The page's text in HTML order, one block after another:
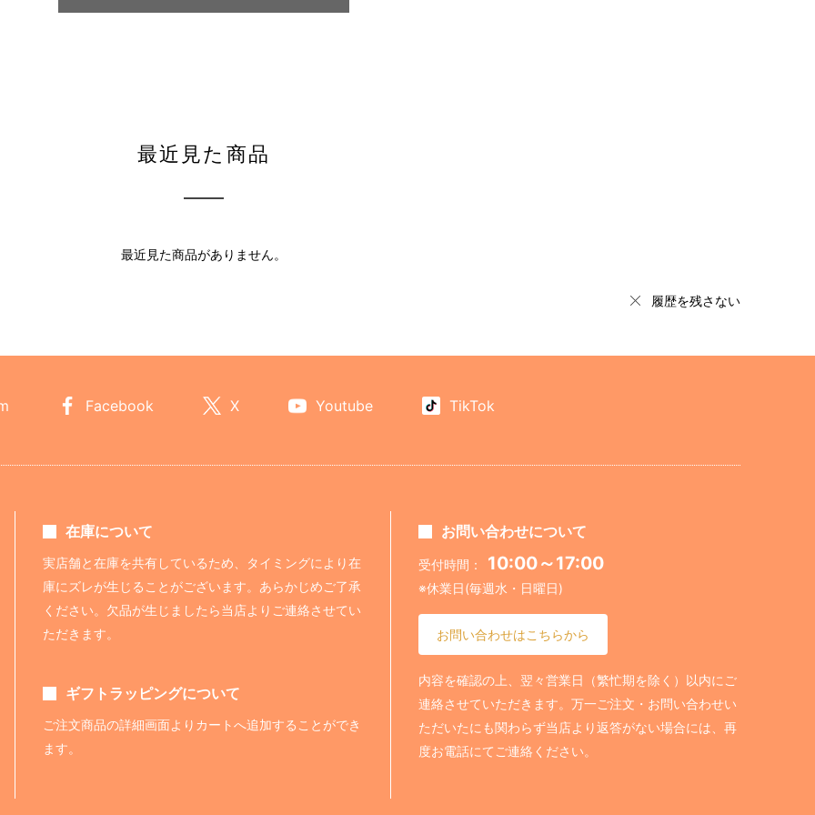
最近見た商品
最近見た商品がありません。
履歴を残さない
Facebook X Youtube TikTok
在庫について
実店舗と在庫を共有しているため、タイミングにより在
庫にズレが生じることがございます。あらかじめご了承
ください。欠品が生じましたら当店よりご連絡させてい
ただきます。
ギフトラッピングについて
ご注文商品の詳細画面よりカートへ追加することができ
ます。
お問い合わせについて
受付時間： 10:00～17:00
※休業日(毎週水・日曜日)
お問い合わせはこちらから
内容を確認の上、翌々営業日（繁忙期を除く）以内にご
連絡させていただきます。万一ご注文・お問い合わせい
ただいたにも関わらず当店より返答がない場合には、再
度お電話にてご連絡ください。